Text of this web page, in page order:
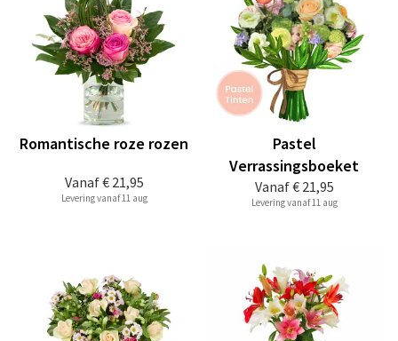
Vanaf€ 21,95
Romantische roze rozen
Levering vanaf 11 aug
Vanaf€ 21,95
Pastel
Verrassingsboeket
Levering vanaf 11 aug